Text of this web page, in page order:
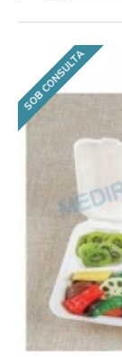
SOB CONSULTA